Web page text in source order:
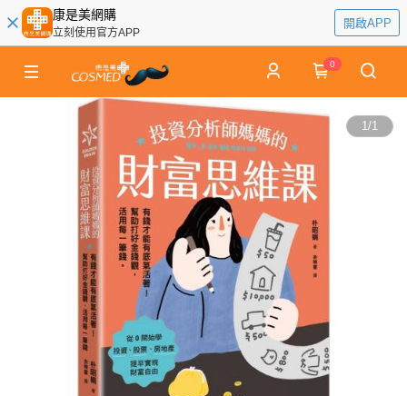
康是美網購
立刻使用官方APP
開啟APP
0
1/1